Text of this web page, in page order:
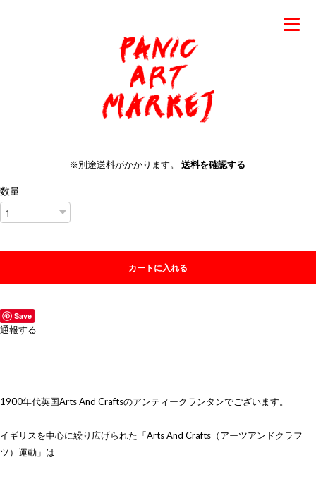
※別途送料がかかります。 送料を確認する
数量
カートに入れる
Save
通報する
1900年代英国Arts And Craftsのアンティークランタンでございます。
イギリスを中心に繰り広げられた「Arts And Crafts（アーツアンドクラフ
ツ）運動」は